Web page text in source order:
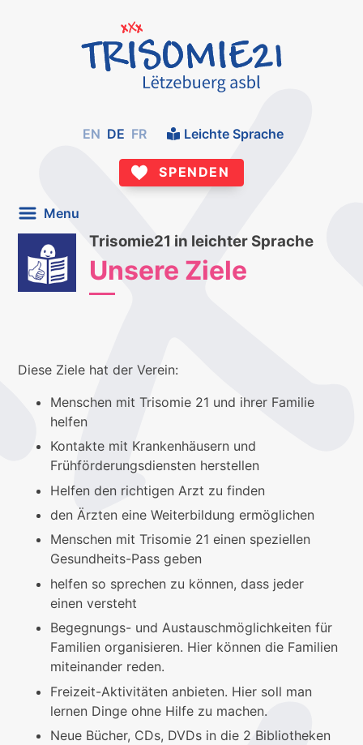
EN DE FR Leichte Sprache
SPENDEN
Menu
Trisomie21 in leichter Sprache
Unsere Ziele
Diese Ziele hat der Verein:
Menschen mit Trisomie 21 und ihrer Familie
helfen
Kontakte mit Krankenhäusern und
Frühförderungsdiensten herstellen
Helfen den richtigen Arzt zu finden
den Ärzten eine Weiterbildung ermöglichen
Menschen mit Trisomie 21 einen speziellen
Gesundheits-Pass geben
helfen so sprechen zu können, dass jeder
einen versteht
Begegnungs- und Austauschmöglichkeiten für
Familien organisieren. Hier können die Familien
miteinander reden.
Freizeit-Aktivitäten anbieten. Hier soll man
lernen Dinge ohne Hilfe zu machen.
Neue Bücher, CDs, DVDs in die 2 Bibliotheken